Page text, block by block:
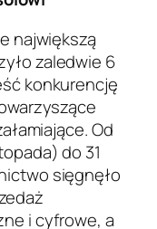
największą
zaledwie 6
konkurencję
Od
do 31
sięgnęło
i cyfrowe, a